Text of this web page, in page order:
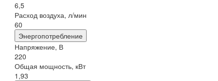
6,5
Расход воздуха, л/мин
60
Энергопотребление
Напряжение, В
220
Общая мощность, кВт
1,93